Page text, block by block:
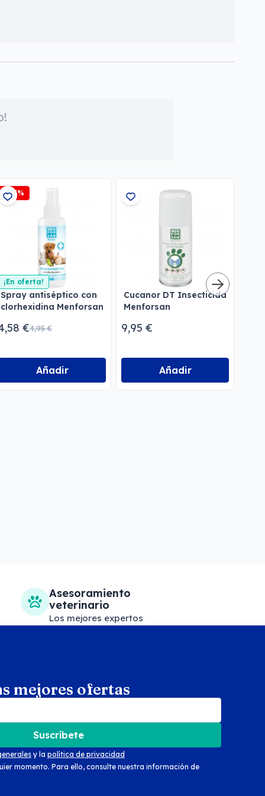
-7,5%
¡En oferta!
Spray antiséptico con
clorhexidina Menforsan
€4,95 €
Añadir
Cucanor DT Insecticida
Menforsan
9,95 €
Añadir
Asesoramiento
veterinario
Los mejores expertos
mejores ofertas
Suscríbete
y la política de privacidad
momento. Para ello, consulte nuestra información de